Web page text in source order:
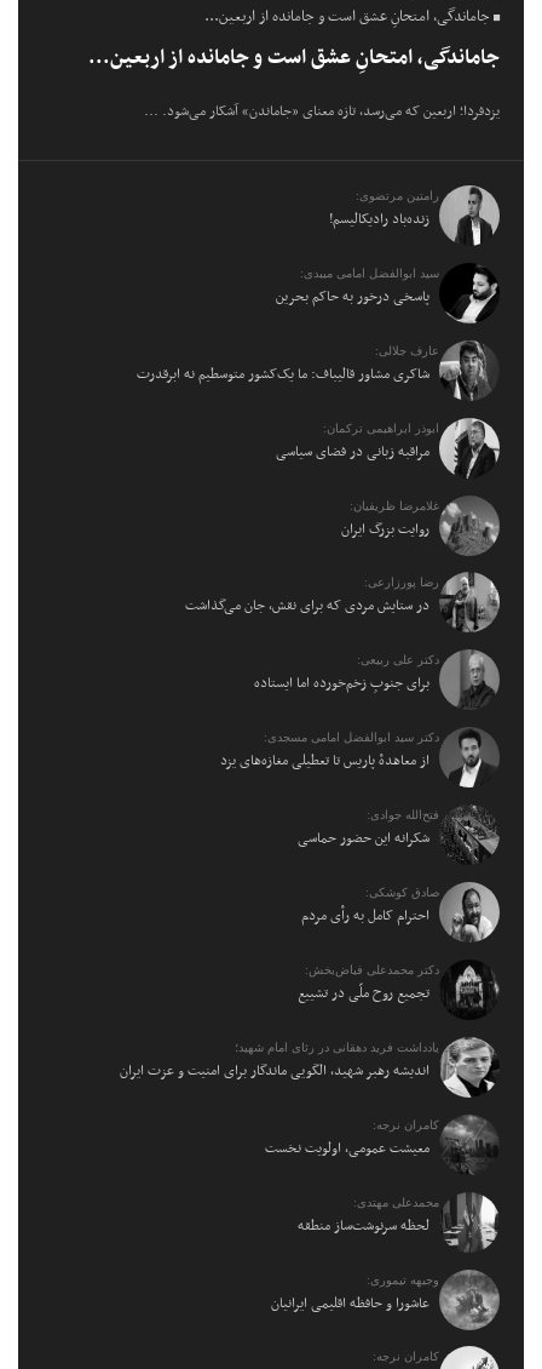
جاماندگی، امتحانِ عشق است و جامانده از اربعین...
جاماندگی، امتحانِ عشق است و جامانده از اربعین...
یزدفردا؛ اربعین که می‌رسد، تازه معنای «جاماندن» آشکار می‌شود. ...
رامتین مرتضوی:
زنده‌باد رادیکالیسم!
سید ابوالفضل امامی میبدی:
پاسخی درخور به حاکم بحرین
عارف جلالی:
شاکری مشاور قالیباف: ما یک‌کشور متوسطیم نه ابرقدرت
ابوذر ابراهیمی ترکمان:
مراقبه زبانی در فضای سیاسی
غلامرضا ظریفیان:
روایت بزرگ ایران
رضا پورزارعی:
در ستایش مردی که برای نقش، جان می‌گذاشت
دکتر علی ربیعی:
برای جنوبِ زخم‌خورده اما ایستاده
دکتر سید ابوالفضل امامی مسجدی:
از معاهدهٔ پاریس تا تعطیلی مغازه‌های یزد
فتح‌الله جوادی:
شکرانه این حضور حماسی
صادق کوشکی:
احترام کامل به رأی مردم
دکتر محمدعلی فیاض‌بخش:
تجمیع روح ملّی در تشییع
یادداشت فرید دهقانی در رثای امام شهید؛
اندیشه رهبر شهید، الگویی ماندگار برای امنیت و عزت ایران
کامران نرجه:
معیشت عمومی، اولویت نخست
محمدعلی مهتدی:
لحظه سرنوشت‌ساز منطقه
وجیهه تیموری:
عاشورا و حافظه اقلیمی ایرانیان
کامران نرجه: